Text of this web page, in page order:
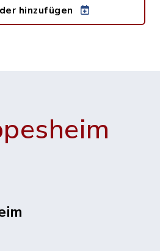
hinzufügen